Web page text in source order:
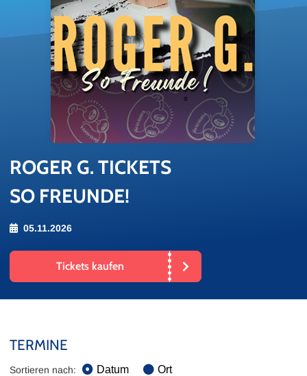
ROGER G. TI­CKETS
SO FREUNDE!
05.11.2026
Tickets kaufen
TERMINE
Sortieren nach: Datum Ort